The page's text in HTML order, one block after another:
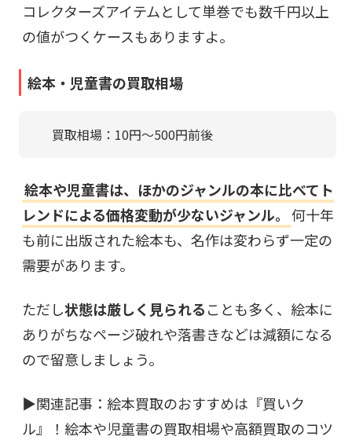
コレクターズアイテムとして単巻でも数千円以上
の値がつくケースもありますよ。
絵本・児童書の買取相場
買取相場：10円〜500円前後
絵本や児童書は、ほかのジャンルの本に比べてト
レンドによる価格変動が少ないジャンル。 何十年
も前に出版された絵本も、名作は変わらず一定の
需要があります。
ただし状態は厳しく見られることも多く、絵本に
ありがちなページ破れや落書きなどは減額になる
ので留意しましょう。
▶︎関連記事： 絵本買取のおすすめは『買いク
ル』！絵本や児童書の買取相場や高額買取のコツ